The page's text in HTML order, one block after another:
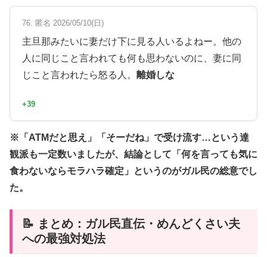
76. 匿名 2026/05/10(日)
主旦那みたいに妻だけ下に見る人いるよねー。他の
人に同じこと言われても何も思わないのに、妻に同
じこと言われたら怒る人。 離婚しな
+39
※「ATMだと思え」「そーだね」で受け流す…という達
観派も一定数いましたが、結論として「何を言っても気に
食わないならモラハラ確定」というのがガル民の総意でし
た。
📝 まとめ：ガル民直伝・めんどくさい夫
への最強対処法